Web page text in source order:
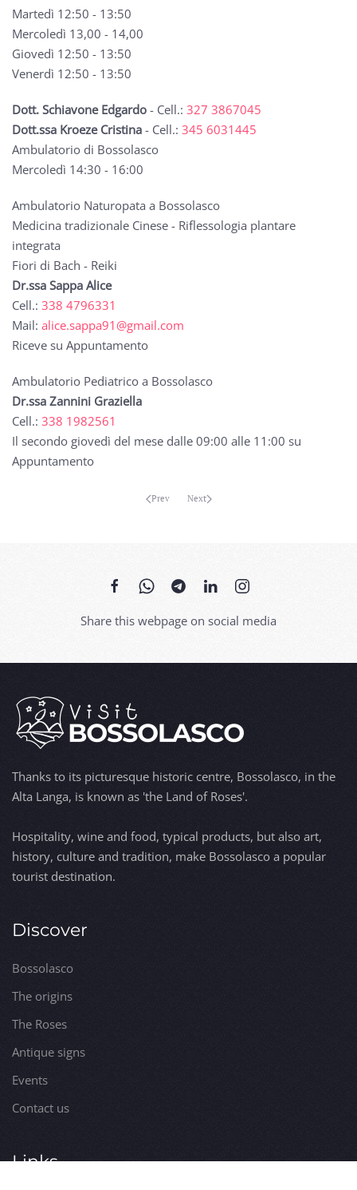
Martedì 12:50 - 13:50
Mercoledì 13,00 - 14,00
Giovedì 12:50 - 13:50
Venerdì 12:50 - 13:50
Dott. Schiavone Edgardo - Cell.: 327 3867045
Dott.ssa Kroeze Cristina - Cell.: 345 6031445
Ambulatorio di Bossolasco
Mercoledì 14:30 - 16:00
Ambulatorio Naturopata a Bossolasco
Medicina tradizionale Cinese - Riflessologia plantare
integrata
Fiori di Bach - Reiki
Dr.ssa Sappa Alice
Cell.: 338 4796331
Mail: alice.sappa91@gmail.com
Riceve su Appuntamento
Ambulatorio Pediatrico a Bossolasco
Dr.ssa Zannini Graziella
Cell.: 338 1982561
Il secondo giovedì del mese dalle 09:00 alle 11:00 su
Appuntamento
Prev Next
Share this webpage on social media
Thanks to its picturesque historic centre, Bossolasco, in the
Alta Langa, is known as 'the Land of Roses'.
Hospitality, wine and food, typical products, but also art,
history, culture and tradition, make Bossolasco a popular
tourist destination.
Discover
Bossolasco
The origins
The Roses
Antique signs
Events
Contact us
Links